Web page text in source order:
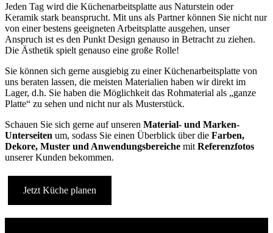
Jeden Tag wird die Küchenarbeitsplatte aus Naturstein oder
Keramik stark beansprucht. Mit uns als Partner können Sie nicht nur
von einer bestens geeigneten Arbeitsplatte ausgehen, unser
Anspruch ist es den Punkt Design genauso in Betracht zu ziehen.
Die Ästhetik spielt genauso eine große Rolle!
Sie können sich gerne ausgiebig zu einer Küchenarbeitsplatte von
uns beraten lassen, die meisten Materialien haben wir direkt im
Lager, d.h. Sie haben die Möglichkeit das Rohmaterial als „ganze
Platte“ zu sehen und nicht nur als Musterstück.
Schauen Sie sich gerne auf unseren Material- und Marken-
Unterseiten um, sodass Sie einen Überblick über die Farben,
Dekore, Muster und Anwendungsbereiche mit Referenzfotos
unserer Kunden bekommen.
Jetzt Küche planen